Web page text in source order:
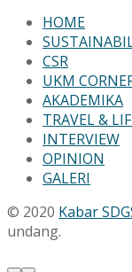
HOME
CSR
UKM
AKADEMIKA
TRAVEL &
INTERVIEW
OPINION
GALERI
© 2020 Kabar
undang.